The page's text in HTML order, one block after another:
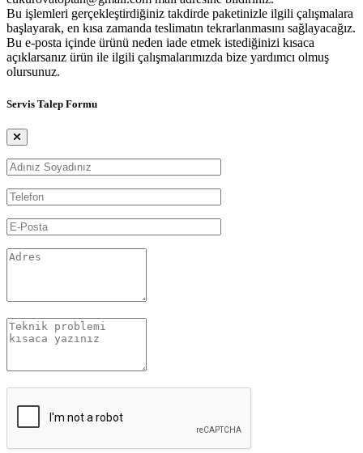
Bu işlemleri gerçekleştirdiğiniz takdirde paketinizle ilgili çalışmalara
başlayarak, en kısa zamanda teslimatın tekrarlanmasını sağlayacağız.
Bu e-posta içinde ürünü neden iade etmek istediğinizi kısaca
açıklarsanız ürün ile ilgili çalışmalarımızda bize yardımcı olmuş
olursunuz.
Servis Talep Formu